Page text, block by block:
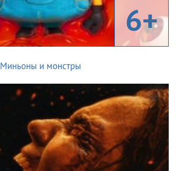
6+
Миньоны и монстры